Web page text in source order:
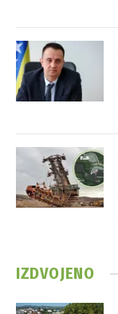
IZDVOJENO